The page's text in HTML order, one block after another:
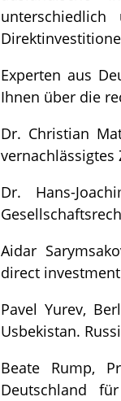
Experten aus
Ihnen über die
Dr. Christian
vernachlässigtes
Dr. Hans-
Aidar
direct
Pavel Yurev,
Usbekistan.
Beate Rump,
Deutschland